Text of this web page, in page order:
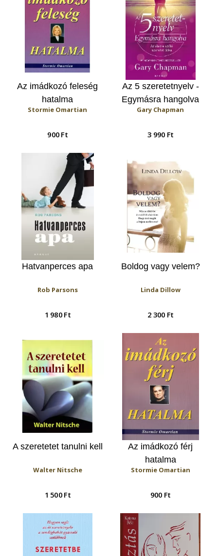
Az imádkozó feleség
hatalma
Stormie Omartian
900 Ft
Az 5 szeretetnyelv -
Egymásra hangolva
Gary Chapman
3 990 Ft
Hatvanperces apa
Rob Parsons
1 980 Ft
Boldog vagy velem?
Linda Dillow
2 300 Ft
A szeretetet tanulni kell
Walter Nitsche
1 500 Ft
Az imádkozó férj
hatalma
Stormie Omartian
900 Ft